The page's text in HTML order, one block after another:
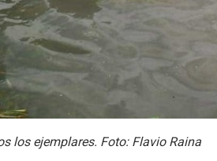
los ejemplares. Foto: Flavio Raina